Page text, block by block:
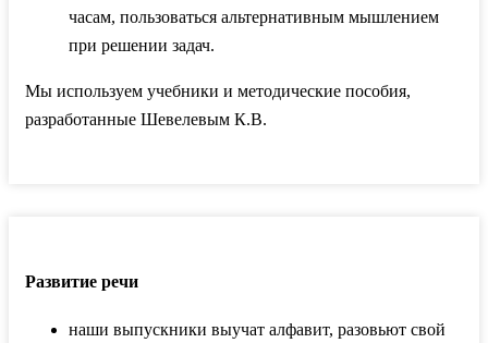
часам, пользоваться альтернативным мышлением
при решении задач.
Мы используем учебники и методические пособия,
разработанные Шевелевым К.В.
Развитие речи
наши выпускники выучат алфавит, разовьют свой